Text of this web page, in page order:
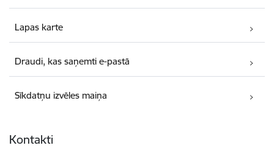
Lapas karte
Draudi, kas saņemti e-pastā
Sīkdatņu izvēles maiņa
Kontakti